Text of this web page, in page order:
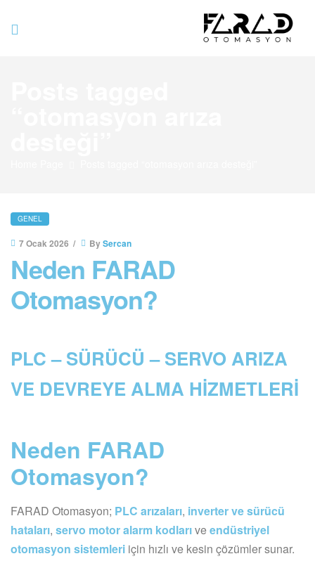
GENEL
7 Ocak 2026 BySercan
Neden FARAD
Otomasyon?
PLC – SÜRÜCÜ – SERVO ARIZA
VE DEVREYE ALMA HİZMETLERİ
Neden FARAD
Otomasyon?
FARAD Otomasyon; PLC arızaları, inverter ve sürücü
hataları, servo motor alarm kodlarıveendüstriyel
otomasyon sistemleri için hızlı ve kesin çözümler sunar.